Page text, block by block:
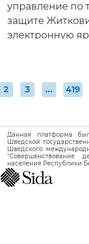
управление по
защите
электронную
приглашение
2 3 ... 419
Данная платформа
Шведской
Шведского
"Совершенствование
населения Республики